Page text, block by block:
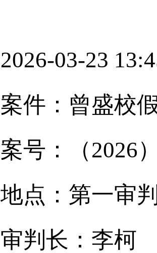
2026-03-23
案件：曾盛校
案号：（2026
地点：第一审
审判长：李柯